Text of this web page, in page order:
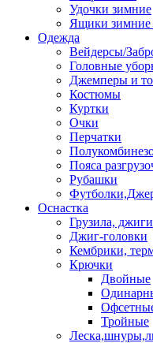
Удочки зимние
Ящики
Одежда
Вейдерсы/
Головные
Джемперы и
Костюмы
Куртки
Очки
Перчатки
Пояса
Рубашки
Оснастка
Грузила, джиги
Джиг-головки
Кембрики,
Крючки
Двойные
Тройные